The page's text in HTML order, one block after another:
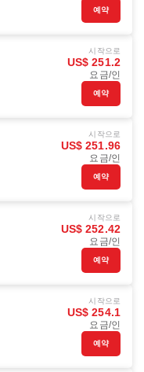
예약
시작으로
US$ 251.2
요금/인
예약
시작으로
US$ 251.96
요금/인
예약
시작으로
US$ 252.42
요금/인
예약
시작으로
US$ 254.1
요금/인
예약